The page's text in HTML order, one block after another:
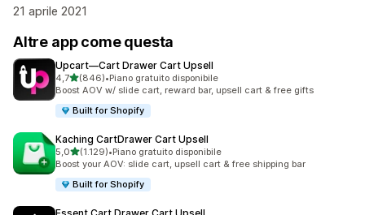
21 aprile 2021
Altre app come questa
Upcart—Cart Drawer Cart Upsell
4,7stelle su 5
(846)
846 recensioni totali
•Piano gratuito disponibile
Boost AOV w/ slide cart, reward bar, upsell cart & free gifts
Built for Shopify
Kaching CartDrawer Cart Upsell
5,0stelle su 5
(1.129)
1129 recensioni totali
•Piano gratuito disponibile
Boost your AOV: slide cart, upsell cart & free shipping bar
Built for Shopify